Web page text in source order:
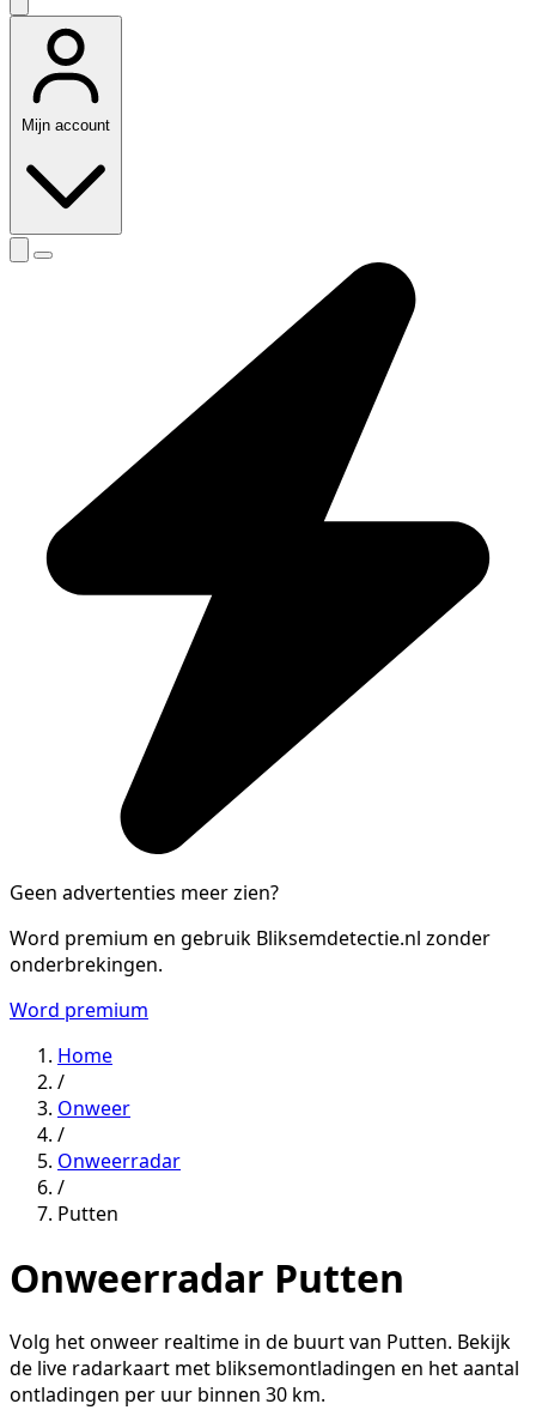
Mijn account
Geen advertenties meer zien?
Word premium en gebruik Bliksemdetectie.nl zonder
onderbrekingen.
Word premium
Home
/
Onweer
/
Onweerradar
/
Putten
Onweerradar Putten
Volg het onweer realtime in de buurt van Putten. Bekijk
de live radarkaart met bliksemontladingen en het aantal
ontladingen per uur binnen 30 km.